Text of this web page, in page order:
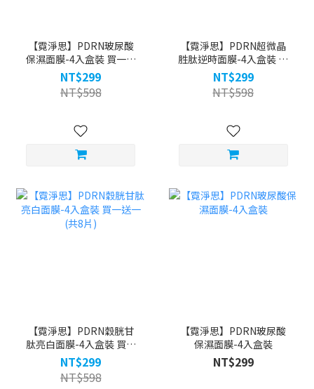
【霓淨思】PDRN玻尿酸
保濕面膜-4入盒裝 買一送
一(共8片)
NT$299
NT$598
【霓淨思】PDRN超微晶
胜肽逆時面膜-4入盒裝 買
一送一(共8片)
NT$299
NT$598
【霓淨思】PDRN穀胱甘
肽亮白面膜-4入盒裝 買一
送一(共8片)
NT$299
NT$598
【霓淨思】PDRN玻尿酸
保濕面膜-4入盒裝
NT$299